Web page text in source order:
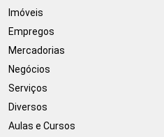
Imóveis
Empregos
Mercadorias
Negócios
Serviços
Diversos
Aulas e Cursos